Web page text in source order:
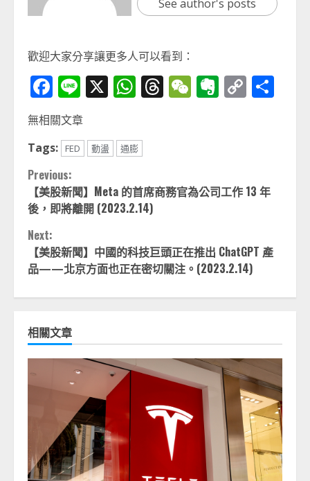
See author's posts
歡迎大家分享讓更多人可以看到：
Facebook
Line
X WhatsApp
Threads
WeChat
Evernote
Copy
無相關文章
Tags:
FED 動盪 通膨
Continue
Reading
Previous:
【美股新聞】Meta 的首席商務官為公司工作 13 年
後，即將離開 (2023.2.14)
Next:
【美股新聞】中國的科技巨頭正在推出 ChatGPT 產
品——北京方面也正在密切關注。(2023.2.14)
相關文章